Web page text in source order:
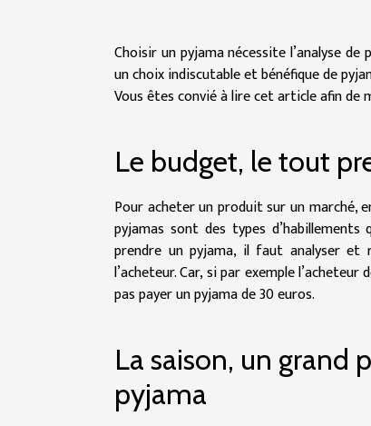
Choisir un pyjama nécessite l’analyse
un choix indiscutable et bénéfique de
Vous êtes convié à lire cet article afin de
Le budget, le tout
Pour acheter un produit sur un marché,
pyjamas sont des types
prendre un pyjama, il faut analyser
l’acheteur. Car, si par exemple
pas payer un pyjama de 30 euros.
La saison, un grand
pyjama